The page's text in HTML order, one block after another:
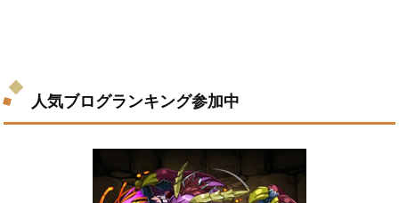
人気ブログランキング参加中